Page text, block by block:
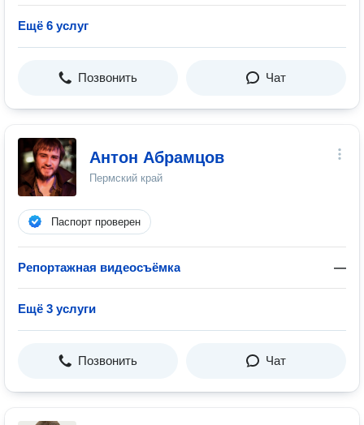
Ещё 6 услуг
Позвонить Чат
Антон Абрамцов
Пермский край
Паспорт проверен
Репортажная видеосъёмка —
Ещё 3 услуги
Позвонить Чат